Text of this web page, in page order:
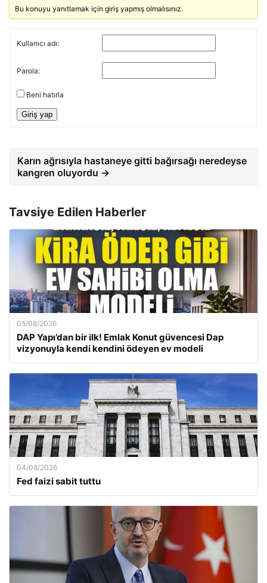
Bu konuyu yanıtlamak için giriş yapmış olmalısınız.
Kullanıcı adı:
Parola:
Beni hatırla
Giriş yap
Karın ağrısıyla hastaneye gitti bağırsağı neredeyse
kangren oluyordu →
Tavsiye Edilen Haberler
05/08/2026
DAP Yapı’dan bir ilk! Emlak Konut güvencesi Dap
vizyonuyla kendi kendini ödeyen ev modeli
04/08/2026
Fed faizi sabit tuttu